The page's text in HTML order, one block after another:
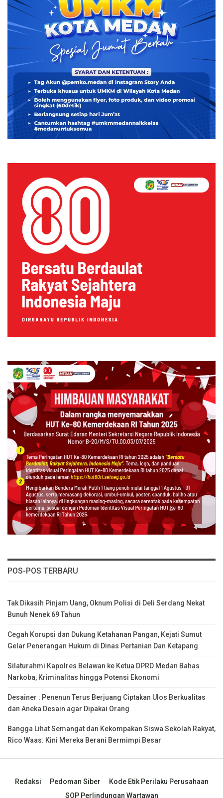
POS-POS TERBARU
Tak Dikasih Pinjam Uang, Oknum Polisi di Deli Serdang Nekat
Bunuh Nenek 69 Tahun
Cegah Korupsi dan Dukung Ketahanan Pangan, Kejati Sumut
Gelar Penerangan Hukum di Dinas Pertanian Dan Ketapang
Silaturahmi Kapolres Belawan ke Ketua DPRD Medan Bahas
Narkoba, Kriminalitas hingga Potensi Ekonomi
Desainer : Penenun Terus Berjuang Ciptakan Ulos Berkualitas
dan Aneka Desain agar Dipakai Orang
Bangga Lihat Semangat dan Kekompakan Siswa Sekolah Rakyat,
Rico Waas: Kini Mereka Berani Bermimpi Besar
Redaksi Pedoman Siber
Kode Etik Perilaku Perusahaan
SOP Perlindungan Wartawan